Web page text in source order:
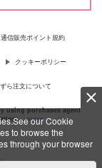
our Cookie
to browse the
through your browser
通信販売ポイント規約
クッキーポリシー
ら注文について
using purchases agent
…more